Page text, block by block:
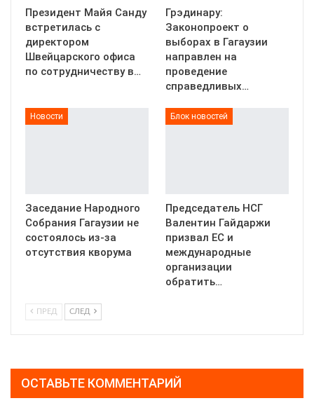
Президент Майя Санду
встретилась с
директором
Швейцарского офиса
по сотрудничеству в…
Грэдинару:
Законопроект о
выборах в Гагаузии
направлен на
проведение
справедливых…
Новости
Заседание Народного
Собрания Гагаузии не
состоялось из-за
отсутствия кворума
Блок новостей
Председатель НСГ
Валентин Гайдаржи
призвал ЕС и
международные
организации
обратить…
ПРЕД СЛЕД
ОСТАВЬТЕ КОММЕНТАРИЙ